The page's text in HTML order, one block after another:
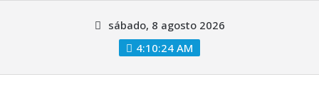
sábado, 8 agosto 2026
4:10:25 AM